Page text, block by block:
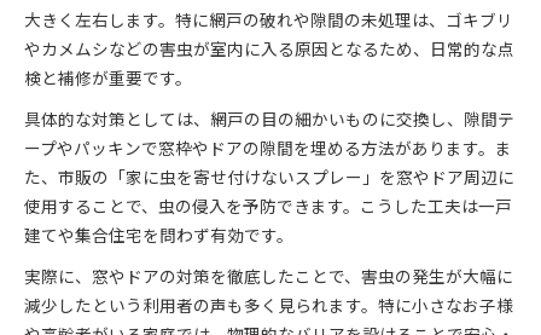
大きく左右します。特に網戸の破れや隙間の未処理は、ゴキブリ
やカメムシなどの害虫が室内に入る原因となるため、日常的な点
検と補修が重要です。
具体的な対策としては、網戸の目の細かいものに交換し、隙間テ
ープやパッキンで窓枠やドアの隙間を埋める方法があります。ま
た、市販の「家に虫を寄せ付けないスプレー」を窓やドア周辺に
使用することで、虫の侵入を予防できます。こうした工夫は一戸
建てや集合住宅を問わず有効です。
実際に、窓やドアの対策を徹底したことで、害虫の発生が大幅に
減少したという利用者の声も多く見られます。特に小さなお子様